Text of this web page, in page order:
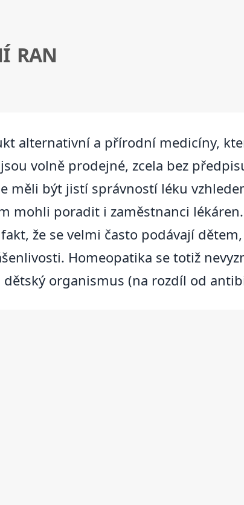
RAN
alternativní a přírodní medicíny,
volně prodejné, zcela bez
měli být jistí správností léku
mohli poradit i zaměstnanci
že se velmi často podávají
Homeopatika se totiž
organismus (na rozdíl od